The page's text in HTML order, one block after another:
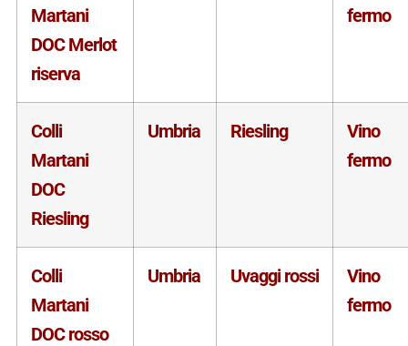
Martani
DOC Merlot
riserva
fermo
Colli
Martani
DOC
Riesling
Umbria Riesling
Vino
fermo
Colli
Martani
DOC rosso
Umbria Uvaggi rossi
Vino
fermo